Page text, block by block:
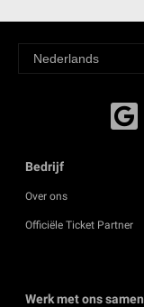
Bedrijf
Over ons
Officiële Ticket Partner
Werk met ons samen